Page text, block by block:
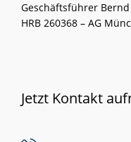
Geschäftsführer
HRB 260368 – AG
Jetzt Kontakt